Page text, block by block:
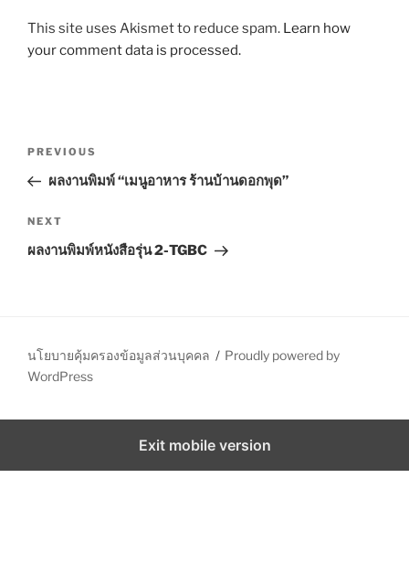
This site uses Akismet to reduce spam. Learn how
your comment data is processed.
s
t
n
g
a
i
n
P
r
v
o
s
PREVIOUS
ผลงานพิมพ์ “เมนูอาหาร ร้านบ้านดอกพุด”
N
e
s
t
NEXT
ผลงานพิมพ์หนังสือรุ่น 2-TGBC
นโยบายคุ้มครองข้อมูลส่วนบุคคล
Proudly powered by
WordPress
Exit mobile version